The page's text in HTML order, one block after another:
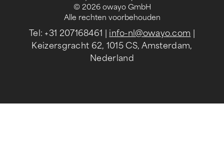
© 2026 owayo GmbH
Alle rechten voorbehouden
Tel: +31 207168461 info-nl@owayo.com
Keizersgracht 62, 1015 CS, Amsterdam,
Nederland